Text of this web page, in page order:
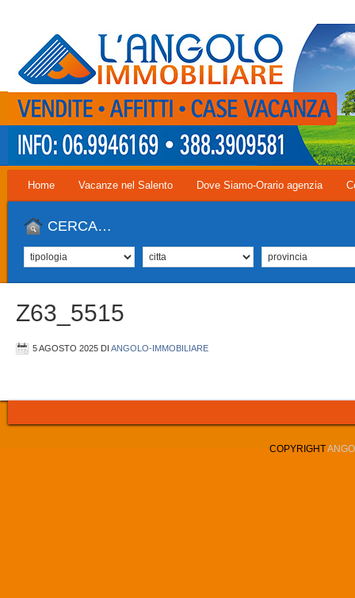
Home Vacanze nel Salento Dove Siamo-Orario agenzia
CERCA…
Z63_5515
5 AGOSTO 2025 DI ANGOLO-IMMOBILIARE
COPYRIGHT